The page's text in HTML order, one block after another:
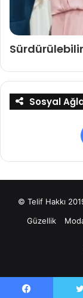
Sosyal
© Telif Hakkı
Güzellik